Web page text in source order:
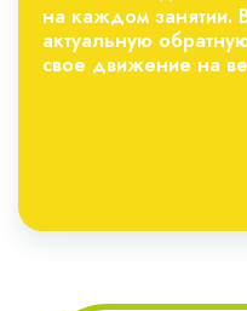
на каждом занятии.
актуальную
свое движение на